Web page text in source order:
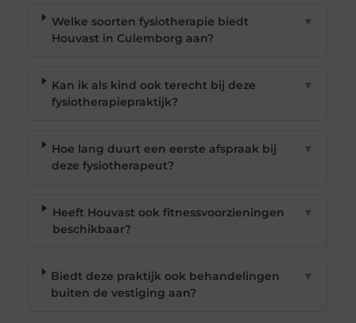
Welke soorten fysiotherapie biedt
Houvast in Culemborg aan?
▼
Kan ik als kind ook terecht bij deze
fysiotherapiepraktijk?
▼
Hoe lang duurt een eerste afspraak bij
deze fysiotherapeut?
▼
Heeft Houvast ook fitnessvoorzieningen
beschikbaar?
▼
Biedt deze praktijk ook behandelingen
buiten de vestiging aan?
▼